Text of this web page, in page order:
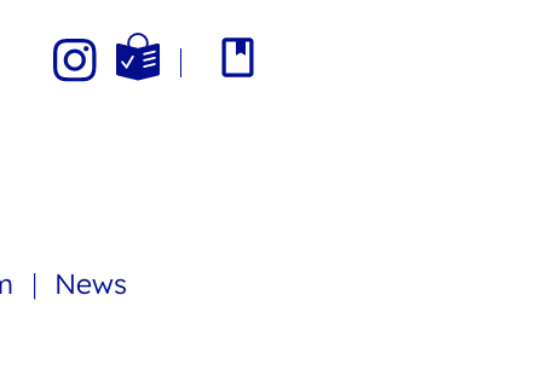
News